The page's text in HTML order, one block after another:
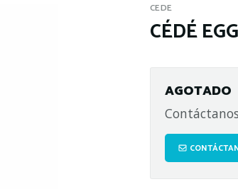
CEDE
CÉDÉ
AGOTADO